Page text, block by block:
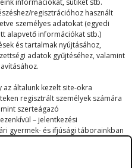
információkat, sütiket stb.
regisztrációhoz használt
személyes adatokat (egyedi
alapvető információkat stb.)
és tartalmak nyújtásához,
adatok gyűjtéséhez, valamint
általunk kezelt site-okra
regisztrált személyek számára
szerteágazó
– jelentkezési
gyermek- és ifjúsági táborainkban
és a jelentkezési, valamint a
kapcsolatos
az én ötletem volt ez